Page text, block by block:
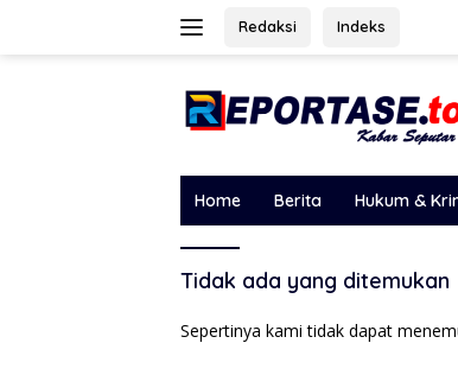
Redaksi Indeks
Home Berita Hukum &
Tidak ada yang ditemukan
Sepertinya kami tidak dapat